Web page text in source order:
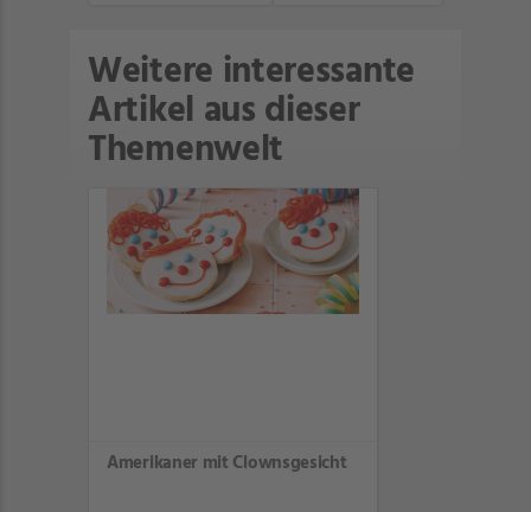
Weitere interessante
Artikel aus dieser
Themenwelt
Amerikaner mit Clownsgesicht